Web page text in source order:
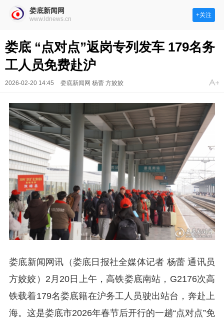
娄底新闻网
www.ldnews.cn
+关注
娄底 “点对点”返岗专列发车 179名务
工人员免费赴沪
2026-02-20 14:45 娄底新闻网 杨蕾 方姣姣
娄底新闻网讯（娄底日报社全媒体记者 杨蕾 通讯员
方姣姣）2月20日上午，高铁娄底南站，G2176次高
铁载着179名娄底籍在沪务工人员驶出站台，奔赴上
海。这是娄底市2026年春节后开行的一趟“点对点”免